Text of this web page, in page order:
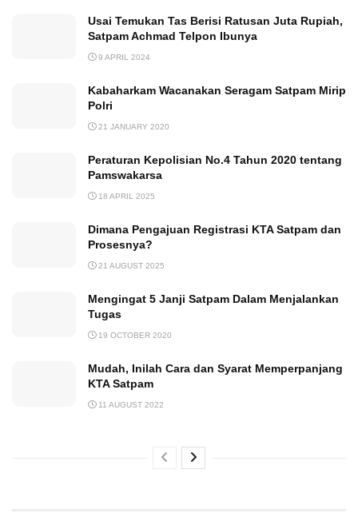
Usai Temukan Tas Berisi Ratusan Juta Rupiah,
Satpam Achmad Telpon Ibunya
9 APRIL 2024
Kabaharkam Wacanakan Seragam Satpam Mirip
Polri
21 JANUARY 2020
Peraturan Kepolisian No.4 Tahun 2020 tentang
Pamswakarsa
18 APRIL 2025
Dimana Pengajuan Registrasi KTA Satpam dan
Prosesnya?
21 AUGUST 2025
Mengingat 5 Janji Satpam Dalam Menjalankan
Tugas
19 OCTOBER 2020
Mudah, Inilah Cara dan Syarat Memperpanjang
KTA Satpam
11 AUGUST 2022